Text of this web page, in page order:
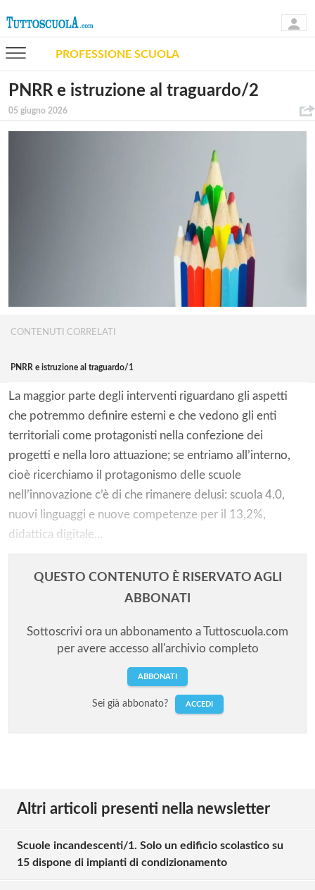
PROFESSIONE SCUOLA
PNRR e istruzione al traguardo/2
05 giugno 2026
CONTENUTI CORRELATI
PNRR e istruzione al traguardo/1
La maggior parte degli interventi riguardano gli aspetti
che potremmo definire esterni e che vedono gli enti
territoriali come protagonisti nella confezione dei
progetti e nella loro attuazione; se entriamo all’interno,
cioè ricerchiamo il protagonismo delle scuole
nell’innovazione c’è di che rimanere delusi: scuola 4.0,
nuovi linguaggi e nuove competenze per il 13,2%,
didattica digitale...
QUESTO CONTENUTO È RISERVATO AGLI
ABBONATI
Sottoscrivi ora un abbonamento a Tuttoscuola.com
per avere accesso all'archivio completo
ABBONATI
Sei già abbonato? ACCEDI
Altri articoli presenti nella newsletter
Scuole incandescenti/1. Solo un edificio scolastico su
15 dispone di impianti di condizionamento